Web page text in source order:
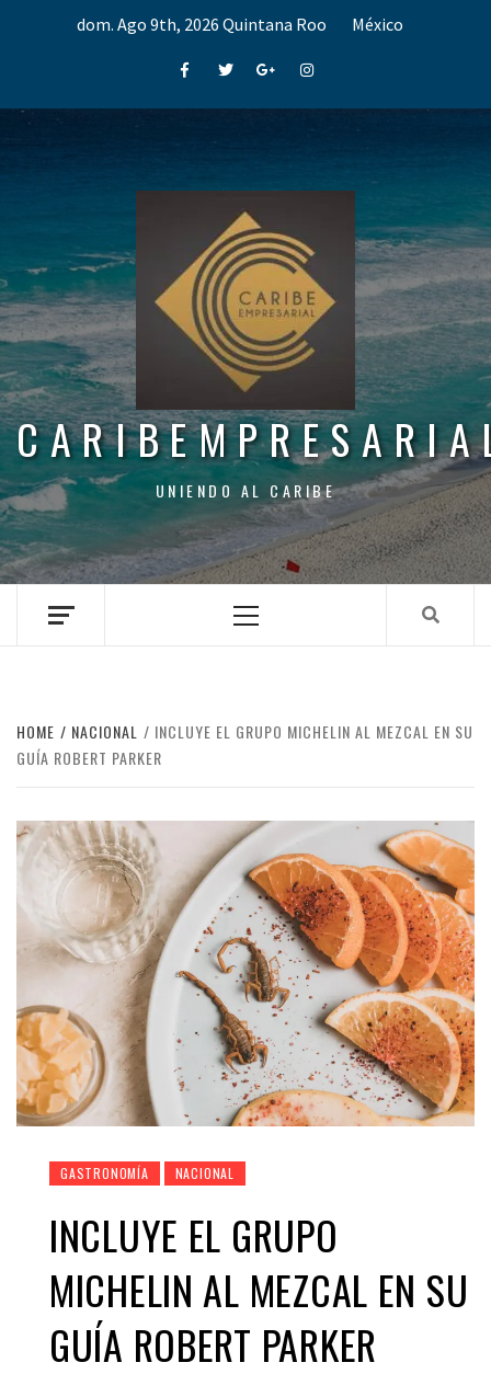
dom. Ago 9th, 2026 Quintana Roo México
FacebookTwitterGoogle+Instagram
UNIENDO AL CARIBE
Menu
HOME NACIONAL
INCLUYE EL GRUPO MICHELIN AL MEZCAL EN SU
GUÍA ROBERT PARKER
GASTRONOMÍA NACIONAL
INCLUYE EL GRUPO
MICHELIN AL MEZCAL EN SU
GUÍA ROBERT PARKER